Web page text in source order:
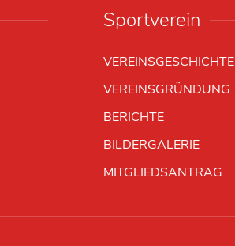
Sportverein
VEREINSGESCHICHTE
VEREINSGRÜNDUNG
BERICHTE
BILDERGALERIE
MITGLIEDSANTRAG